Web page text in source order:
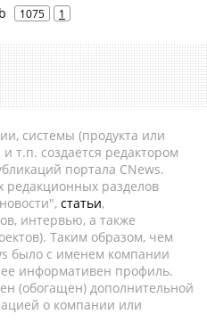
1075 1
системы (продукта или
т.п. создается редактором
портала CNews.
редакционных разделов
статьи,
интервью, а также
Таким образом, чем
было с именем компании
информативен профиль.
(обогащен) дополнительной
о компании или